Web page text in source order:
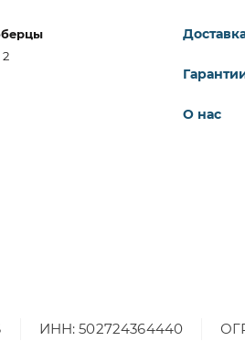
О нас
ИНН: 502724364440